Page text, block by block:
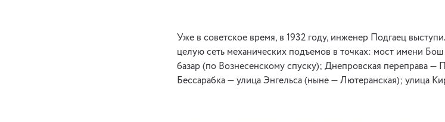
Уже в советское время, в 1932 году, инженер Подгаец
целую сеть механических подъемов в точках: мост имени
базар (по Вознесенскому спуску); Днепровская переправа —
Бессарабка — улица Энгельса (ныне — Лютеранская); улица